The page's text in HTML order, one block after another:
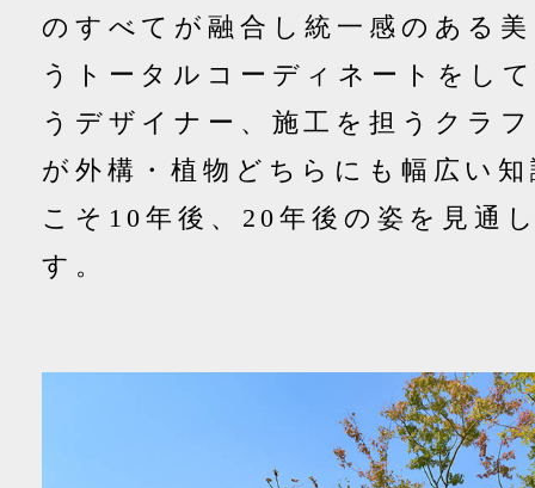
のすべてが融合し統一感のある
う
トータルコーディネートをし
うデザイナー、施工を担うクラ
が外構・植物どちらにも幅広い
こそ 10年後、20年後の姿を見通
す。